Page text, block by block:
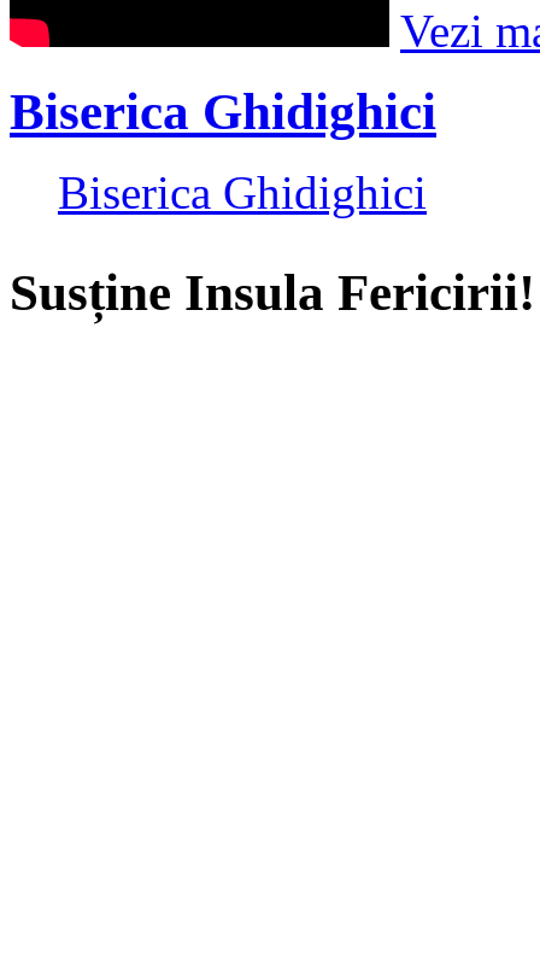
Vezi
Biserica Ghidighici
Biserica Ghidighici
Susține Insula Fericirii!